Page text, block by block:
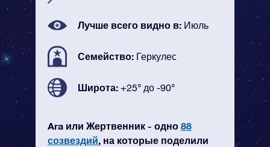
Лучше всего видно в: Июль
Семейство: Геркулес
Широта: +25° до -90°
Ara или Жертвенник - одно 88
созвездий, на которые поделили